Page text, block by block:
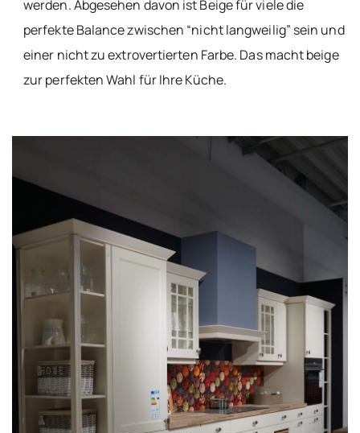
werden. Abgesehen davon ist Beige für viele die
perfekte Balance zwischen “nicht langweilig” sein und
einer nicht zu extrovertierten Farbe. Das macht beige
zur perfekten Wahl für Ihre Küche.